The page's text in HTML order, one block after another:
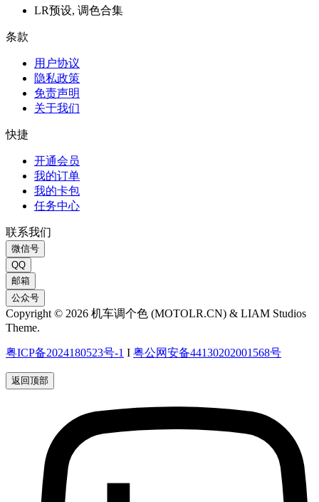
LR预设, 调色合集
条款
用户协议
隐私政策
免责声明
关于我们
快捷
开通会员
我的订单
我的卡包
任务中心
联系我们
微信号
QQ
邮箱
公众号
Copyright © 2026 机车调个色 (MOTOLR.CN) & LIAM Studios
Theme.
粤ICP备2024180523号-1 I 粤公网安备44130202001568号
返回顶部